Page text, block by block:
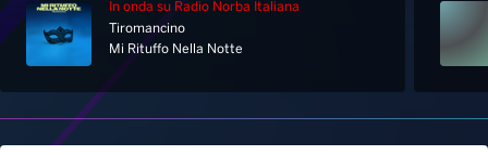
Home
Palinsesto
Notizie
In onda su Radio Norba Italiana
Tiromancino
Mi Rituffo Nella Notte